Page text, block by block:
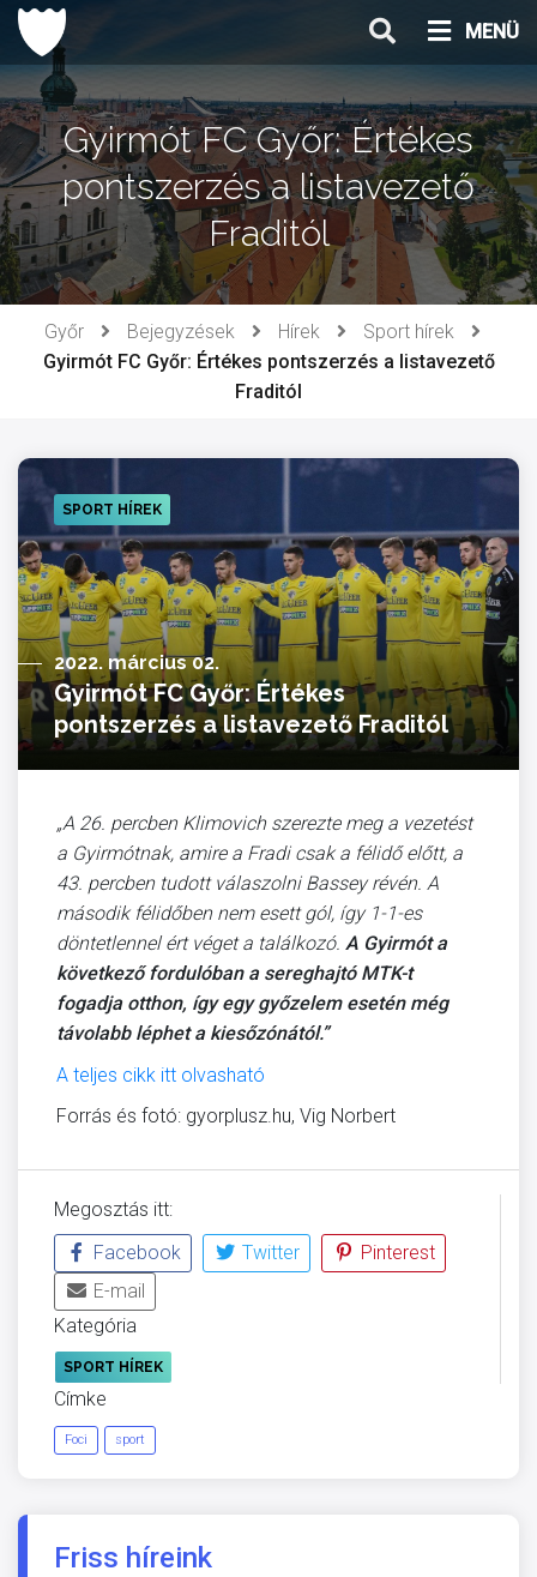
Ugrás
tartalomhoz
MENÜ
Gyirmót FC Győr: Értékes
pontszerzés a listavezető
Fraditól
Győr Bejegyzések Hírek
Sport hírek
Gyirmót FC Győr: Értékes pontszerzés a listavezető
Fraditól
SPORT HÍREK
2022. március 02.
Gyirmót FC Győr: Értékes
pontszerzés a listavezető Fraditól
„A 26. percben Klimovich szerezte meg a vezetést
a Gyirmótnak, amire a Fradi csak a félidő előtt, a
43. percben tudott válaszolni Bassey révén. A
második félidőben nem esett gól, így 1-1-es
döntetlennel ért véget a találkozó. A Gyirmót a
következő fordulóban a sereghajtó MTK-t
fogadja otthon, így egy győzelem esetén még
távolabb léphet a kiesőzónától.”
A teljes cikk itt olvasható
Forrás és fotó: gyorplusz.hu, Vig Norbert
Megosztás itt:
Facebook
Twitter
Pinterest
E-mail
Kategória
SPORT HÍREK
Címke
Foci sport
Friss híreink